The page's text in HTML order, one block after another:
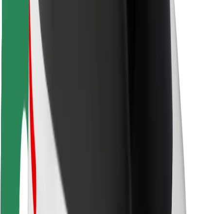
Ασφάλεια
Ασφάλεια οδηγών
Ασφάλεια σκούτερ
Εργαστήριο ασφάλειας
Πόλεις
Τοποθεσίες
Λύσεις για την πόλη
Αεροδρόμια
Bolt Αποβάθρες Φόρτισης
Υποστήριξη